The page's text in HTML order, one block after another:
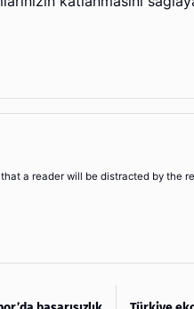
a reader will be distracted by the